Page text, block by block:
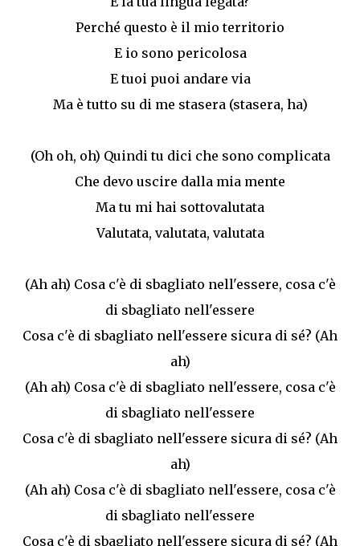
Perché questo è il mio territorio
E io sono pericolosa
E tuoi puoi andare via
Ma è tutto su di me stasera (stasera, ha)
(Oh oh, oh) Quindi tu dici che sono complicata
Che devo uscire dalla mia mente
Ma tu mi hai sottovalutata
Valutata, valutata, valutata
(Ah ah) Cosa c'è di sbagliato nell'essere, cosa c'è
di sbagliato nell'essere
Cosa c'è di sbagliato nell'essere sicura di sé? (Ah
ah)
(Ah ah) Cosa c'è di sbagliato nell'essere, cosa c'è
di sbagliato nell'essere
Cosa c'è di sbagliato nell'essere sicura di sé? (Ah
ah)
(Ah ah) Cosa c'è di sbagliato nell'essere, cosa c'è
di sbagliato nell'essere
Cosa c'è di sbagliato nell'essere sicura di sé? (Ah